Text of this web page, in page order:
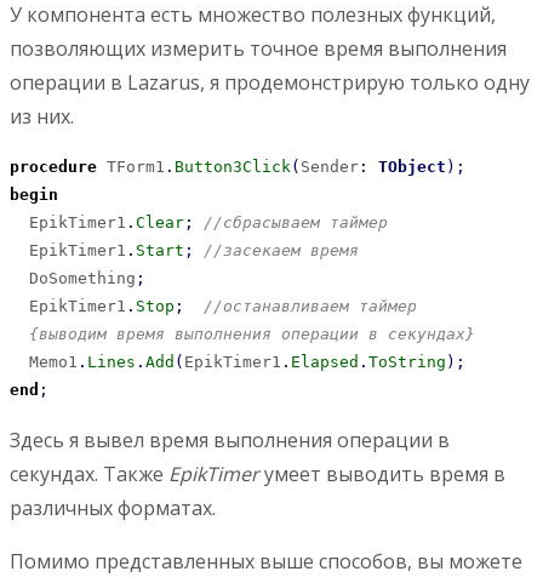
У компонента есть множество полезных функций,
позволяющих измерить точное время выполнения
операции в Lazarus, я продемонстрирую только одну
из них.
procedure TForm1 . Button3Click( Sender : TObject ) ;
begin
  EpikTimer1
. Clear ;
//сбрасываем таймер
  EpikTimer1
. Start ;
//засекаем время
  DoSomething
;
  EpikTimer1
. Stop ;
//останавливаем таймер
{выводим время выполнения операции в секундах}
  Memo1
. Lines . Add ( EpikTimer1 . Elapsed . ToString ) ;
end ;
Здесь я вывел время выполнения операции в
секундах. Также EpikTimerумеет выводить время в
различных форматах.
Помимо представленных выше способов, вы можете